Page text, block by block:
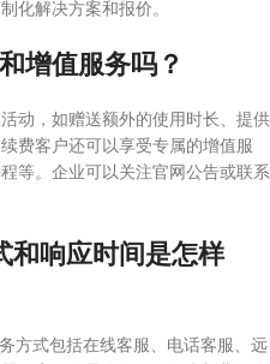
化解决方案和报价。
增值服务吗？
动，如赠送额外的使用时长、提供
费客户还可以享受专属的增值服
等。企业可以关注官网公告或联系
和响应时间是怎样
方式包括在线客服、电话客服、远